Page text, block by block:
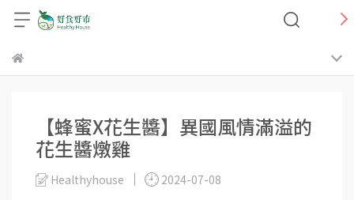
【蜂蜜X花生醬】異國風情滿溢的
花生醬燉雞
Healthyhouse 2024-07-08